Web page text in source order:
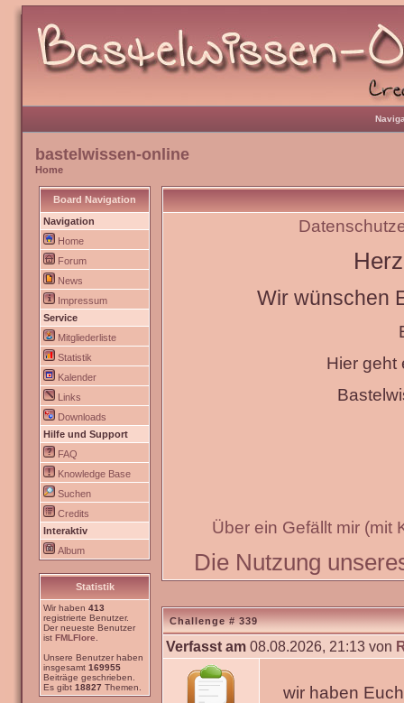
bastelwissen-online
Home
Board Navigation
Navigation
Home
Forum
News
Impressum
Service
Mitgliederliste
Statistik
Kalender
Links
Downloads
Hilfe und Support
FAQ
Knowledge Base
Suchen
Credits
Interaktiv
Album
Statistik
Wir haben 413
registrierte Benutzer.
Der neueste Benutzer
ist FMLFlore
Unsere Benutzer haben
insgesamt 169955
Beiträge geschrieben.
Es gibt 18827 Themen.
Wir wünschen
Hier geht
Über ein Gefällt mir (mit
Die Nutzung
Challenge # 339
Verfasst am 08.08.2026, 21:13 von
wir haben